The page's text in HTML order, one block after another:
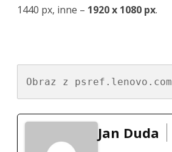
1440 px, inne – 1920 x 1080 px.
Obraz z psref.lenovo.com
Jan Duda